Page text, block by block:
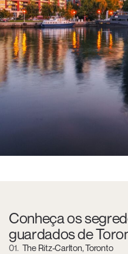
Conheça os
guardados de
01 The Ritz-Carlton, Toronto